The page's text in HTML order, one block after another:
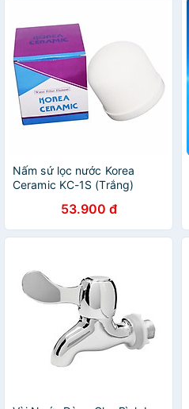
Nấm sứ lọc nước Korea
Ceramic KC-1S (Trắng)
53.900 đ